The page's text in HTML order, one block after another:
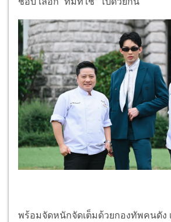
พร้อมจัดหนักจัดเต็มด้วยกองทัพคนดัง